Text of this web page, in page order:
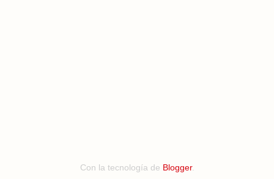
Con la tecnología de Blogger.